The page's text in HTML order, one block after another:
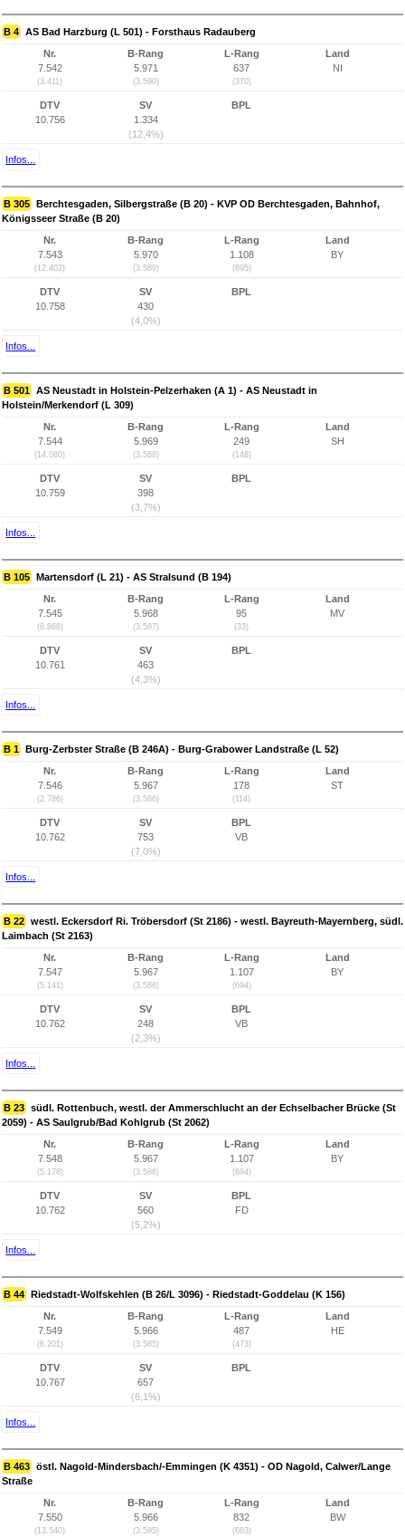
B 4 AS Bad Harzburg (L 501) - Forsthaus Radauberg
Nr.
7.542
(3.411)
B-Rang
5.971
(3.590)
L-Rang
637
(370)
Land
NI
DTV
10.756
SV
1.334
(12,4%)
BPL
Infos...
B 305 Berchtesgaden, Silbergstraße (B 20) - KVP OD Berchtesgaden, Bahnhof,
Königsseer Straße (B 20)
Nr.
7.543
(12.402)
B-Rang
5.970
(3.589)
L-Rang
1.108
(695)
Land
BY
DTV
10.758
SV
430
(4,0%)
BPL
Infos...
B 501 AS Neustadt in Holstein-Pelzerhaken (A 1) - AS Neustadt in
Holstein/Merkendorf (L 309)
Nr.
7.544
(14.080)
B-Rang
5.969
(3.588)
L-Rang
249
(148)
Land
SH
DTV
10.759
SV
398
(3,7%)
BPL
Infos...
B 105 Martensdorf (L 21) - AS Stralsund (B 194)
Nr.
7.545
(8.868)
B-Rang
5.968
(3.587)
L-Rang
95
(33)
Land
MV
DTV
10.761
SV
463
(4,3%)
BPL
Infos...
B 1 Burg-Zerbster Straße (B 246A) - Burg-Grabower Landstraße (L 52)
Nr.
7.546
(2.786)
B-Rang
5.967
(3.586)
L-Rang
178
(114)
Land
ST
DTV
10.762
SV
753
(7,0%)
BPL
VB
Infos...
B 22 westl. Eckersdorf Ri. Tröbersdorf (St 2186) - westl. Bayreuth-Mayernberg, südl.
Laimbach (St 2163)
Nr.
7.547
(5.141)
B-Rang
5.967
(3.586)
L-Rang
1.107
(694)
Land
BY
DTV
10.762
SV
248
(2,3%)
BPL
VB
Infos...
B 23 südl. Rottenbuch, westl. der Ammerschlucht an der Echselbacher Brücke (St
2059) - AS Saulgrub/Bad Kohlgrub (St 2062)
Nr.
7.548
(5.178)
B-Rang
5.967
(3.586)
L-Rang
1.107
(694)
Land
BY
DTV
10.762
SV
560
(5,2%)
BPL
FD
Infos...
B 44 Riedstadt-Wolfskehlen (B 26/L 3096) - Riedstadt-Goddelau (K 156)
Nr.
7.549
(6.201)
B-Rang
5.966
(3.585)
L-Rang
487
(473)
Land
HE
DTV
10.767
SV
657
(6,1%)
BPL
Infos...
B 463 östl. Nagold-Mindersbach/-Emmingen (K 4351) - OD Nagold, Calwer/Lange
Straße
Nr.
7.550
(13.540)
B-Rang
5.966
(3.585)
L-Rang
832
(683)
Land
BW